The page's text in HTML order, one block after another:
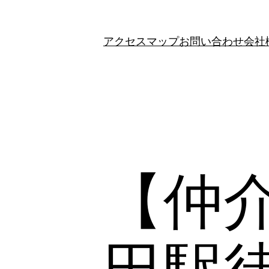
アクセスマップお問い合わせ会社
【